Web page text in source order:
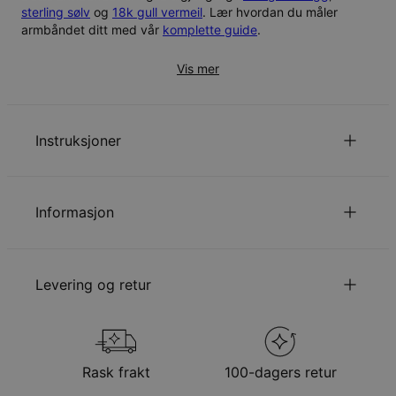
Vis mer
sterling sølv og 18k gull vermeil. Lær hvordan du måler
armbåndet ditt med vår komplette guide.
Instruksjoner
Les mer om
Informasjon
for å se vår guide til kjedelengder. *Les mer
barnesikkerhet
.*Kontakt oss gjerne via E-postmed spesielle
ønsker eller spørsmål.
Levering og retur
Forventet leveringsdato
Rask frakt 100-dagers retur